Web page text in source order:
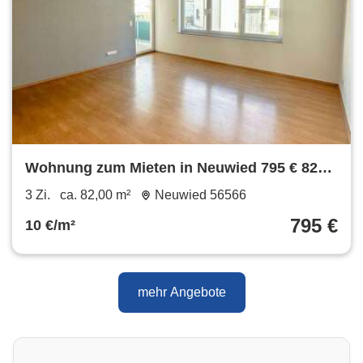
Wohnung zum Mieten in Neuwied 795 € 82
m²
3 Zi. ca. 82,00 m² Neuwied 56566
10 €/m² 795 €
mehr Angebote